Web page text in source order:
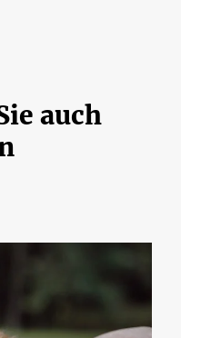
auch